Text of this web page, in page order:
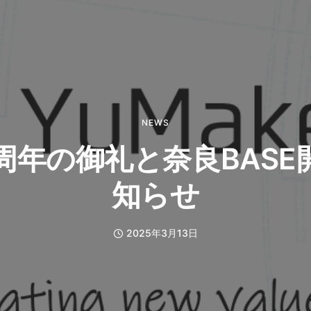
NEWS
年の御礼と奈良BASE
知らせ
2025年3月13日